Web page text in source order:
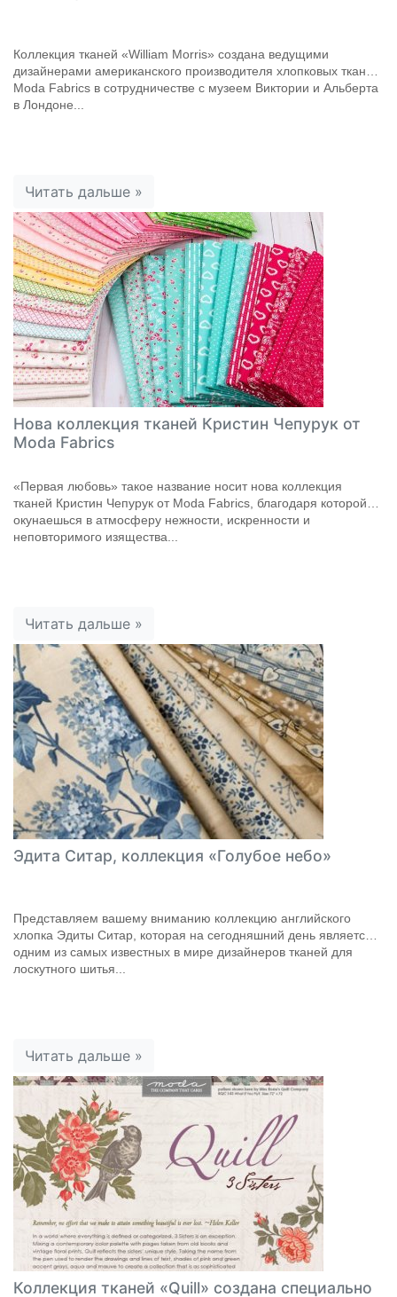
Коллекция тканей «William Morris» создана ведущими
дизайнерами американского производителя хлопковых тканей
Moda Fabrics в сотрудничестве с музеем Виктории и Альберта
в Лондоне...
Читать дальше »
Нова коллекция тканей Кристин Чепурук от
Moda Fabrics
«Первая любовь» такое название носит нова коллекция
тканей Кристин Чепурук от Moda Fabrics, благодаря которой
окунаешься в атмосферу нежности, искренности и
неповторимого изящества...
Читать дальше »
Эдита Ситар, коллекция «Голубое небо»
Представляем вашему вниманию коллекцию английского
хлопка Эдиты Ситар, которая на сегодняшний день является
одним из самых известных в мире дизайнеров тканей для
лоскутного шитья...
Читать дальше »
Коллекция тканей «Quill» создана специально